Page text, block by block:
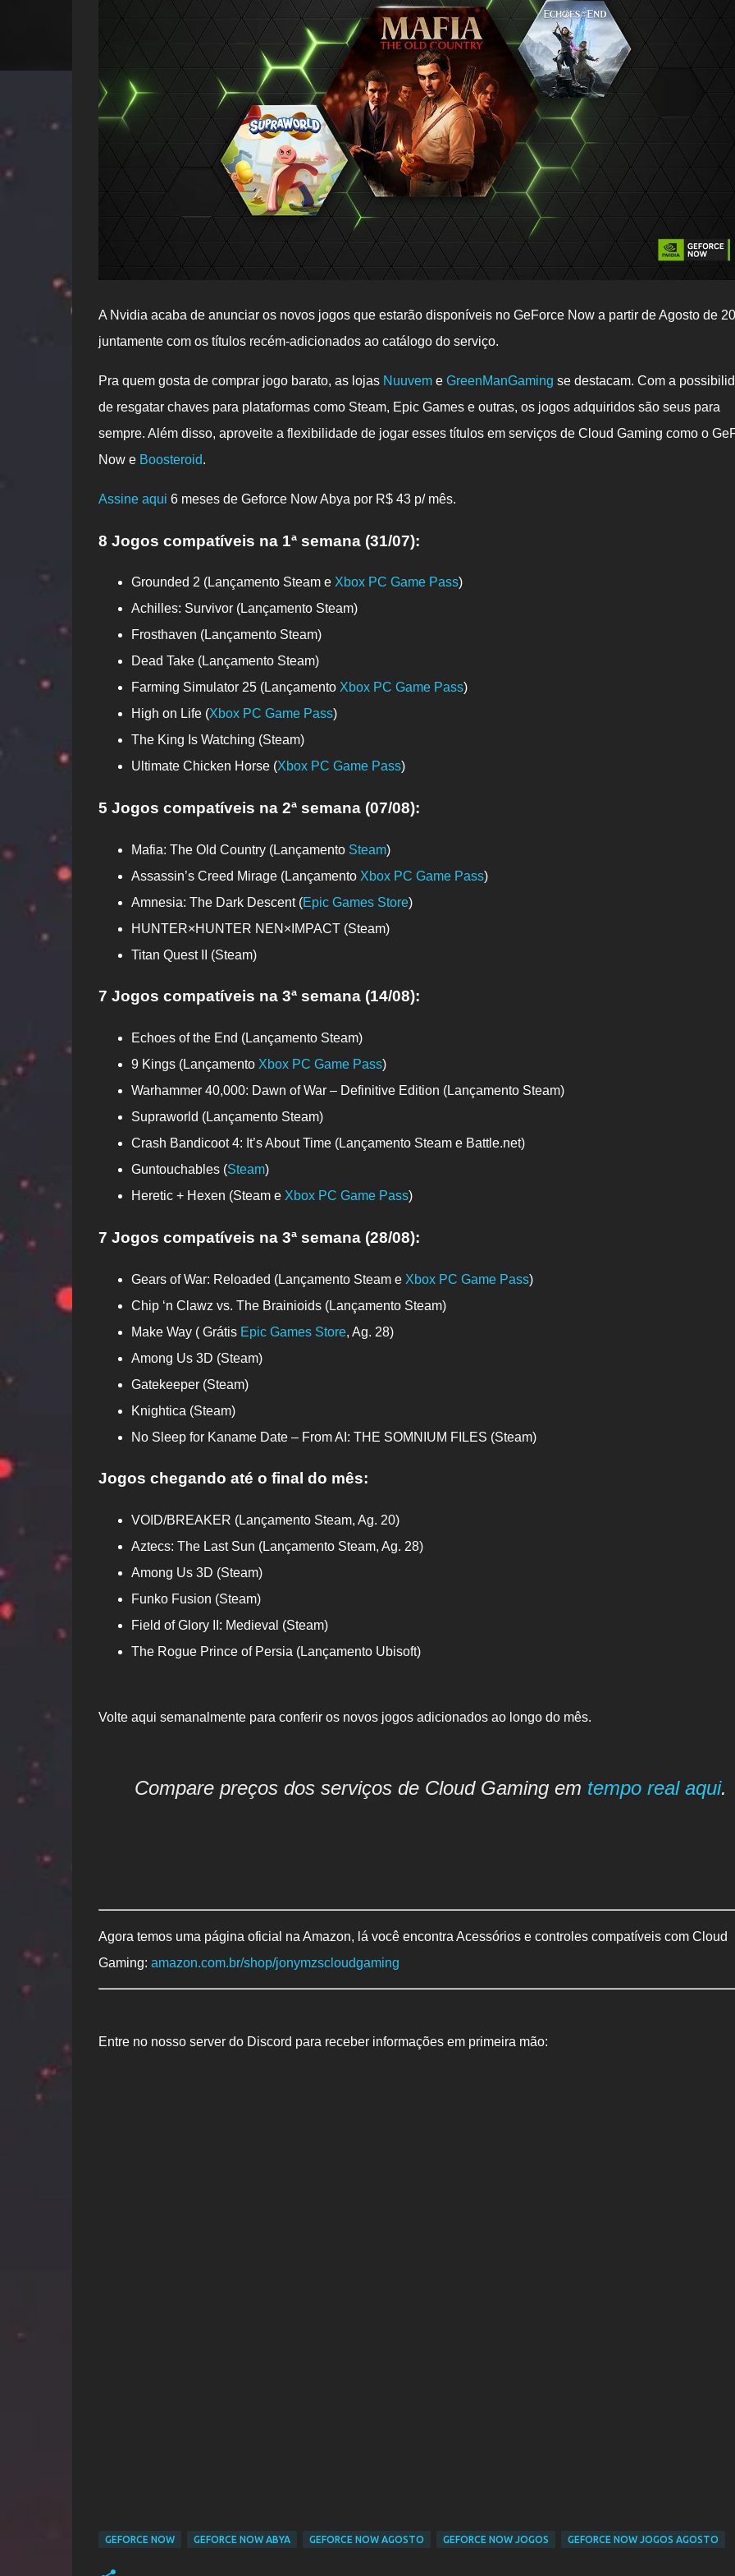
A Nvidia acaba de anunciar os novos jogos que estarão disponíveis no GeForce Now a partir de Agosto de
juntamente com os títulos recém-adicionados ao catálogo do serviço.
Pra quem gosta de comprar jogo barato, as lojas Nuuveme GreenManGaming se destacam. Com a
de resgatar chaves para plataformas como Steam, Epic Games e outras, os jogos adquiridos são seus para
sempre. Além disso, aproveite a flexibilidade de jogar esses títulos em serviços de Cloud Gaming como o
Now e Boosteroid.
Assine aqui 6 meses de Geforce Now Abya por R$ 43 p/ mês.
8 Jogos compatíveis na 1ª semana (31/07):
Grounded 2 (Lançamento Steam e Xbox PC Game Pass)
Achilles: Survivor (Lançamento Steam)
Frosthaven (Lançamento Steam)
Dead Take (Lançamento Steam)
Farming Simulator 25 (Lançamento Xbox PC Game Pass)
High on Life (Xbox PC Game Pass)
The King Is Watching (Steam)
Ultimate Chicken Horse (Xbox PC Game Pass)
5 Jogos compatíveis na 2ª semana (07/08):
Mafia: The Old Country (Lançamento Steam)
Assassin’s Creed Mirage (Lançamento Xbox PC Game Pass)
Amnesia: The Dark Descent (Epic Games Store)
HUNTER×HUNTER NEN×IMPACT (Steam)
Titan Quest II (Steam)
7 Jogos compatíveis na 3ª semana (14/08):
Echoes of the End (Lançamento Steam)
9 Kings (Lançamento Xbox PC Game Pass)
Warhammer 40,000: Dawn of War – Definitive Edition (Lançamento Steam)
Supraworld (Lançamento Steam)
Crash Bandicoot 4: It’s About Time (Lançamento Steam e Battle.net)
Guntouchables (Steam)
Heretic + Hexen (Steam e Xbox PC Game Pass)
7 Jogos compatíveis na 3ª semana (28/08):
Gears of War: Reloaded (Lançamento Steam e Xbox PC Game Pass)
Chip ‘n Clawz vs. The Brainioids (Lançamento Steam)
Make Way ( Grátis Epic Games Store, Ag. 28)
Among Us 3D (Steam)
Gatekeeper (Steam)
Knightica (Steam)
No Sleep for Kaname Date – From AI: THE SOMNIUM FILES (Steam)
Jogos chegando até o final do mês:
VOID/BREAKER (Lançamento Steam, Ag. 20)
Aztecs: The Last Sun (Lançamento Steam, Ag. 28)
Among Us 3D (Steam)
Funko Fusion (Steam)
Field of Glory II: Medieval (Steam)
The Rogue Prince of Persia (Lançamento Ubisoft)
Volte aqui semanalmente para conferir os novos jogos adicionados ao longo do mês.
Compare preços dos serviços de Cloud Gaming em tempo real aqui.
Agora temos uma página oficial na Amazon, lá você encontra Acessórios e controles compatíveis com Cloud
Gaming: amazon.com.br/shop/jonymzscloudgaming
Entre no nosso server do Discord para receber informações em primeira mão:
GEFORCE NOW GEFORCE NOW ABYA GEFORCE NOW AGOSTO GEFORCE NOW JOGOS GEFORCE NOW JOGOS AGOSTO